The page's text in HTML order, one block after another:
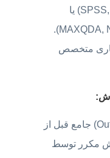
نرم‌افزارهای آماری (SPSS, R, Python) یا
نرم‌افزارهای تحلیل کیفی (MAXQDA, NVivo).
متخصص
ایجاد یک طرح کلی (Outline) جامع قبل از
مکرر توسط